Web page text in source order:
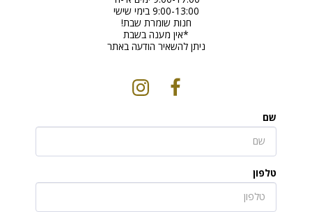
ניתן להשאיר הודעה באתר
שם
טלפון